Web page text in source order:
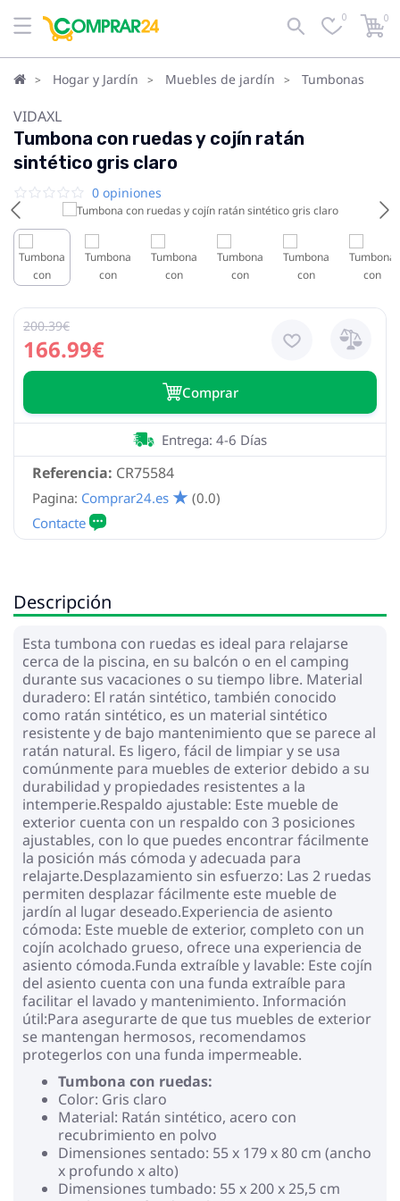
0 0
Hogar y Jardín Muebles de jardín Tumbonas
VIDAXL
Tumbona con ruedas y cojín ratán
sintético gris claro
0 opiniones
166.99€
200.39€
Сomprar
Referencia: CR75584
Entrega: 4-6 Días
Pagina: Comprar24.es (0.0)
Descripción
Esta tumbona con ruedas es ideal para relajarse
cerca de la piscina, en su balcón o en el camping
durante sus vacaciones o su tiempo libre. Material
duradero: El ratán sintético, también conocido
como ratán sintético, es un material sintético
resistente y de bajo mantenimiento que se parece al
ratán natural. Es ligero, fácil de limpiar y se usa
comúnmente para muebles de exterior debido a su
durabilidad y propiedades resistentes a la
intemperie.Respaldo ajustable: Este mueble de
exterior cuenta con un respaldo con 3 posiciones
ajustables, con lo que puedes encontrar fácilmente
la posición más cómoda y adecuada para
relajarte.Desplazamiento sin esfuerzo: Las 2 ruedas
permiten desplazar fácilmente este mueble de
jardín al lugar deseado.Experiencia de asiento
cómoda: Este mueble de exterior, completo con un
cojín acolchado grueso, ofrece una experiencia de
asiento cómoda.Funda extraíble y lavable: Este cojín
del asiento cuenta con una funda extraíble para
facilitar el lavado y mantenimiento. Información
útil:Para asegurarte de que tus muebles de exterior
se mantengan hermosos, recomendamos
protegerlos con una funda impermeable.
Tumbona con ruedas:
Color: Gris claro
Material: Ratán sintético, acero con
recubrimiento en polvo
Dimensiones sentado: 55 x 179 x 80 cm (ancho
x profundo x alto)
Dimensiones tumbado: 55 x 200 x 25,5 cm